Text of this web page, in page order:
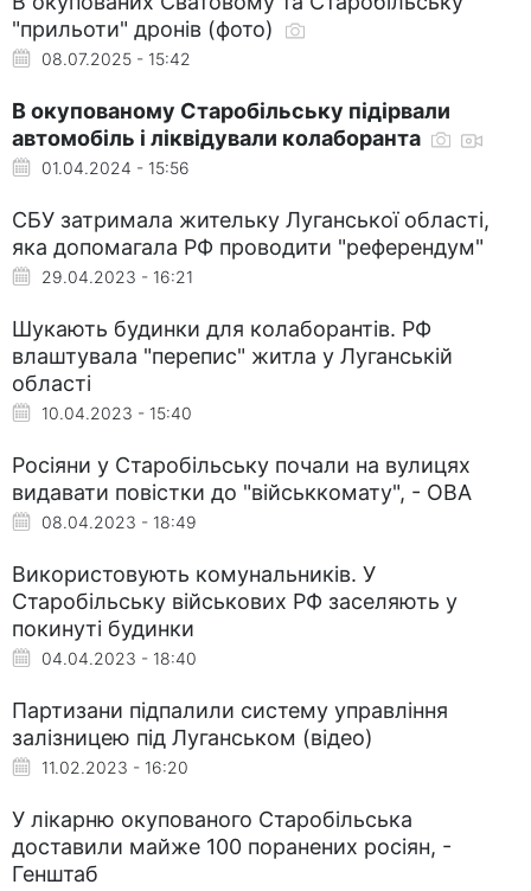
"прильоти" дронів (фото)
08.07.2025 - 15:42
В окупованому Старобільську підірвали
автомобіль і ліквідували колаборанта
01.04.2024 - 15:56
СБУ затримала жительку Луганської області,
яка допомагала РФ проводити "референдум"
29.04.2023 - 16:21
Шукають будинки для колаборантів. РФ
влаштувала "перепис" житла у Луганській
області
10.04.2023 - 15:40
Росіяни у Старобільську почали на вулицях
видавати повістки до "військкомату", - ОВА
08.04.2023 - 18:49
Використовують комунальників. У
Старобільську військових РФ заселяють у
покинуті будинки
04.04.2023 - 18:40
Партизани підпалили систему управління
залізницею під Луганськом (відео)
11.02.2023 - 16:20
У лікарню окупованого Старобільська
доставили майже 100 поранених росіян, -
Генштаб